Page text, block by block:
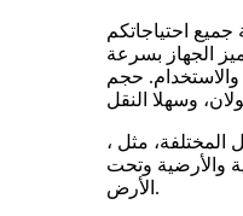
جميع احتياجاتكم
الجهاز بسرعة
حجم
وسهلا النقل
، ومناسبان لظروف العمل المختلفة، مثل
والأرضية وتحت
الأرض.